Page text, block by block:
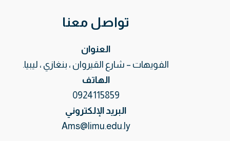
تواصل معنا
العنوان
الفويهات – شارع القيروان ، بنغازي ، ليبيا.
الهاتف
0924115859
البريد الإلكتروني
Ams@limu.edu.ly